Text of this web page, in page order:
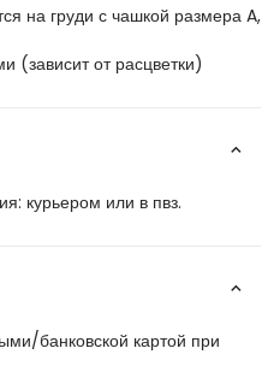
на груди с чашкой размера A,
(зависит от расцветки)
курьером или в пвз.
банковской картой при